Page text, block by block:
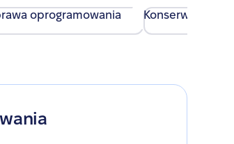
oprogramowania Konserwacja